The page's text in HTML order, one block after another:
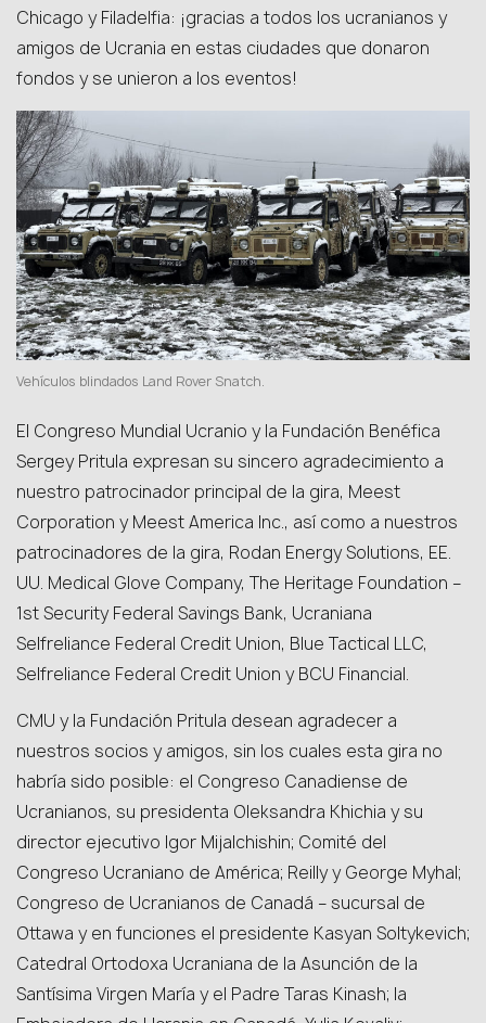
Chicago y Filadelfia: ¡gracias a todos los ucranianos y
amigos de Ucrania en estas ciudades que donaron
fondos y se unieron a los eventos!
Vehículos blindados Land Rover Snatch.
El Congreso Mundial Ucranio y la Fundación Benéfica
Sergey Pritula expresan su sincero agradecimiento a
nuestro patrocinador principal de la gira, Meest
Corporation y Meest America Inc., así como a nuestros
patrocinadores de la gira, Rodan Energy Solutions, EE.
UU. Medical Glove Company, The Heritage Foundation –
1st Security Federal Savings Bank, Ucraniana
Selfreliance Federal Credit Union, Blue Tactical LLC,
Selfreliance Federal Credit Union y BCU Financial.
CMU y la Fundación Pritula desean agradecer a
nuestros socios y amigos, sin los cuales esta gira no
habría sido posible: el Congreso Canadiense de
Ucranianos, su presidenta Oleksandra Khichia y su
director ejecutivo Igor Mijalchishin; Comité del
Congreso Ucraniano de América; Reilly y George Myhal;
Congreso de Ucranianos de Canadá – sucursal de
Ottawa y en funciones el presidente Kasyan Soltykevich;
Catedral Ortodoxa Ucraniana de la Asunción de la
Santísima Virgen María y el Padre Taras Kinash; la